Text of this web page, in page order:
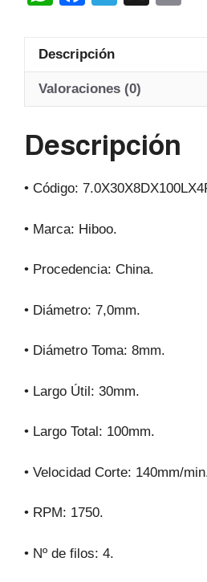
100MM
at
s
A
p
c
e
b
o
gr
a
Descripción
Valoraciones (0)
Descripción
• Código:
• Marca: Hiboo.
• Procedencia: China.
• Diámetro: 7,0mm.
• Diámetro Toma: 8mm.
• Largo Útil: 30mm.
• Largo Total: 100mm.
• Velocidad Corte: 140mm/
• RPM: 1750.
• Nº de filos: 4.